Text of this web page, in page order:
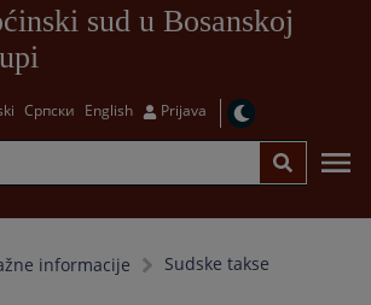
sud u Bosanskoj
Српски English Prijava
informacije Sudske takse